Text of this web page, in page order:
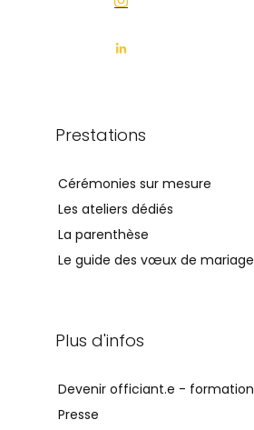
Prestations
Cérémonies sur mesure
Les ateliers dédiés
La parenthèse
Le guide des vœux de mariage
Plus d'infos
Devenir officiant.e - formation
Presse